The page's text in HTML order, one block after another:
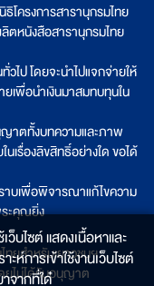
โครงการสารานุกรมไทย
ตหนังสือสารานุกรมไทย
วไป โดยจะนำไปแจกจ่ายให้
ยเพื่อนำเงินมาสมทบทุนใน
ญาตทั้งบทความและภาพ
เรื่องลิขสิทธิ์อย่างใด ขอได้
าบเพื่อพิจารณาแก้ไขความ
ะคุณยิ่ง
ทยสำหรับเยาวชนฯ
ยไม่ได้รับอนุญาต
บไซต์ แสดงเนื้อหาและ
ห์การเข้าใช้งานเว็บไซต์
จากที่ใด๋